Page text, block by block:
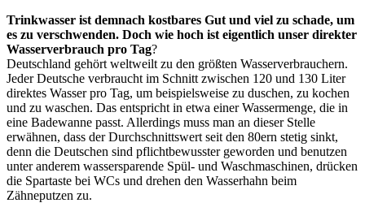
Trinkwasser ist demnach kostbares Gut und viel zu schade, um
es zu verschwenden. Doch wie hoch ist eigentlich unser direkter
Wasserverbrauch pro Tag?
Deutschland gehört weltweilt zu den größten Wasserverbrauchern.
Jeder Deutsche verbraucht im Schnitt zwischen 120 und 130 Liter
direktes Wasser pro Tag, um beispielsweise zu duschen, zu kochen
und zu waschen. Das entspricht in etwa einer Wassermenge, die in
eine Badewanne passt. Allerdings muss man an dieser Stelle
erwähnen, dass der Durchschnittswert seit den 80ern stetig sinkt,
denn die Deutschen sind pflichtbewusster geworden und benutzen
unter anderem wassersparende Spül- und Waschmaschinen, drücken
die Spartaste bei WCs und drehen den Wasserhahn beim
Zähneputzen zu.